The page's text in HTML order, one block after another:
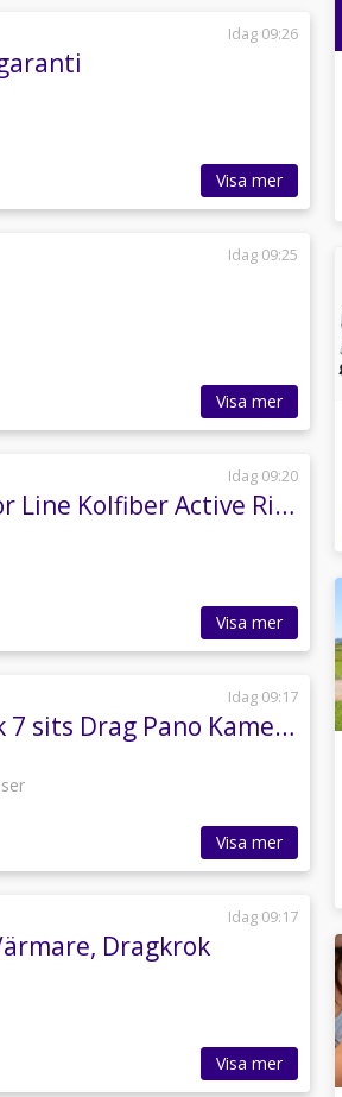
Idag 09:26
Visa mer
Idag 09:25
Visa mer
Idag 09:20
Mercedes-Benz G63 AMG Superior Line Kolfiber Active Ride MY27 MOMS
Visa mer
Idag 09:17
Volkswagen Sharan 2.0 TDI 140hk 7 sits Drag Pano Kamera
Visa mer
Idag 09:17
Dragkrok
Visa mer